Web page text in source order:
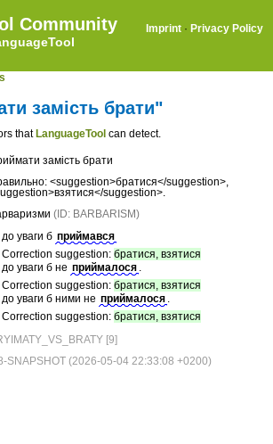
Community Imprint · Privacy Policy
замість брати"
that LanguageTool can detect.
замість брати
<suggestion>братися</suggestion>,
suggestion>.
(ID: BARBARISM)
до уваги б приймався
Correction suggestion: братися, взятися
до уваги б не приймалося .
Correction suggestion: братися, взятися
до уваги б ними не приймалося .
Correction suggestion: братися, взятися
[9]
SNAPSHOT (2026-05-04 22:33:08 +0200)